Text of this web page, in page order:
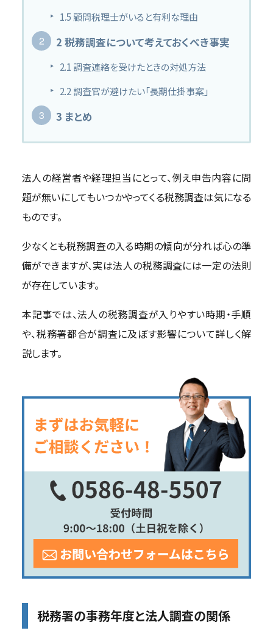
採用情報
1.5 顧問税理士がいると有利な理由
2 税務調査について考えておくべき事実
2.1 調査連絡を受けたときの対処方法
2.2調査官が避けたい「長期仕掛事案」
3 まとめ
法人の経営者や経理担当にとって、例え申告内容に問
題が無いにしてもいつかやってくる税務調査は気になる
ものです。
少なくとも税務調査の入る時期の傾向が分れば心の準
備ができますが、実は法人の税務調査には一定の法則
が存在しています。
本記事では、法人の税務調査が入りやすい時期・手順
や、税務署都合が調査に及ぼす影響について詳しく解
説します。
税務署の事務年度と法人調査の関係